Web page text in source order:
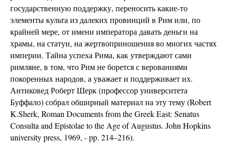
государственную поддержку, переносить какие-то
элементы культа из далеких провинций в Рим или, по
крайней мере, от имени императора давать деньги на
храмы, на статуи, на жертвоприношения во многих частях
империи. Тайна успеха Рима, как утверждают сами
римляне, в том, что Рим не борется с верованиями
покоренных народов, а уважает и поддерживает их.
Антиковед Роберт Шерк (профессор университета
Буффало) собрал обширный материал на эту тему (Robert
K.Sherk, Roman Documents from the Greek East: Senatus
Consulta and Epistolae to the Age of Augustus. John Hopkins
university press, 1969, - pp. 214–216).